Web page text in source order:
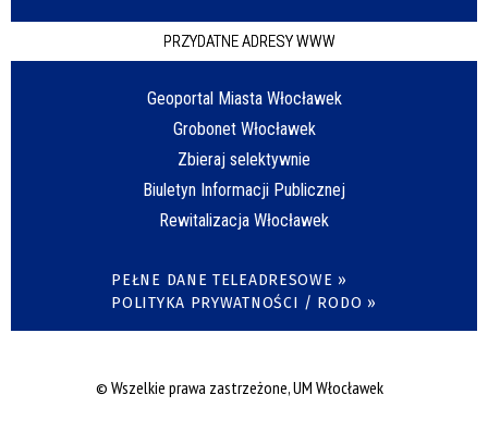
PRZYDATNE ADRESY WWW
Geoportal Miasta Włocławek
Grobonet Włocławek
Zbieraj selektywnie
Biuletyn Informacji Publicznej
Rewitalizacja Włocławek
PEŁNE DANE TELEADRESOWE »
POLITYKA PRYWATNOŚCI / RODO »
© Wszelkie prawa zastrzeżone, UM Włocławek